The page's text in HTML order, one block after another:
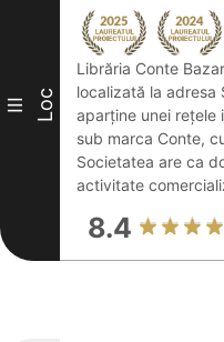
III Loc
Librăria Conte
localizată la adresa
aparține unei rețele
sub marca Conte,
Societatea are ca
activitate
8.4